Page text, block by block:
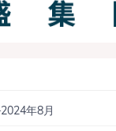
年8月